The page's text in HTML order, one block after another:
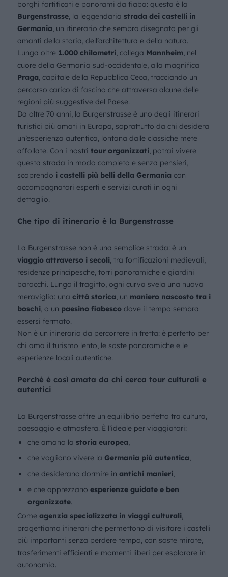
borghi fortificati e panorami da fiaba: questa è la
Burgenstrasse, la leggendaria strada dei castelli in
Germania, un itinerario che sembra disegnato per gli
amanti della storia, dell’architettura e della natura.
Lunga oltre 1.000 chilometri, collega Mannheim, nel
cuore della Germania sud-occidentale, alla magnifica
Praga, capitale della Repubblica Ceca, tracciando un
percorso carico di fascino che attraversa alcune delle
regioni più suggestive del Paese.
Da oltre 70 anni, la Burgenstrasse è uno degli itinerari
turistici più amati in Europa, soprattutto da chi desidera
un’esperienza autentica, lontana dalle classiche mete
affollate. Con i nostri tour organizzati, potrai vivere
questa strada in modo completo e senza pensieri,
scoprendo i castelli più belli della Germania con
accompagnatori esperti e servizi curati in ogni
dettaglio.
Che tipo di itinerario è la Burgenstrasse
La Burgenstrasse non è una semplice strada: è un
viaggio attraverso i secoli, tra fortificazioni medievali,
residenze principesche, torri panoramiche e giardini
barocchi. Lungo il tragitto, ogni curva svela una nuova
meraviglia: una città storica, un maniero nascosto tra i
boschi, o un paesino fiabescodove il tempo sembra
essersi fermato.
Non è un itinerario da percorrere in fretta: è perfetto per
chi ama il turismo lento, le soste panoramiche e le
esperienze locali autentiche.
Perché è così amata da chi cerca tour culturali e
autentici
La Burgenstrasse offre un equilibrio perfetto tra cultura,
paesaggio e atmosfera. È l’ideale per viaggiatori:
che amano la storia europea,
che vogliono vivere la Germania più autentica,
che desiderano dormire in antichi manieri,
e che apprezzano esperienze guidate e ben
organizzate.
Come agenzia specializzata in viaggi culturali,
progettiamo itinerari che permettono di visitare i castelli
più importanti senza perdere tempo, con soste mirate,
trasferimenti efficienti e momenti liberi per esplorare in
autonomia.